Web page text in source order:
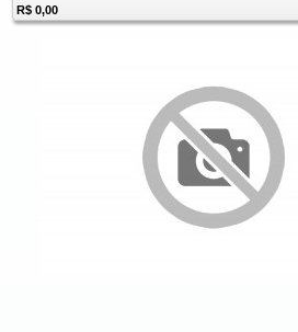
R$ 0,00